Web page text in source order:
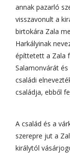
annak pazarló
visszavonult a
birtokára Zala
Harkályinak
építtetett a Zala
Salamonvárát
családi
családja, ebből
A család és a
szerepre jut a
királytól